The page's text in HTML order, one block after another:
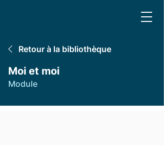
Retour à la bibliothèque
Moi et moi
Module